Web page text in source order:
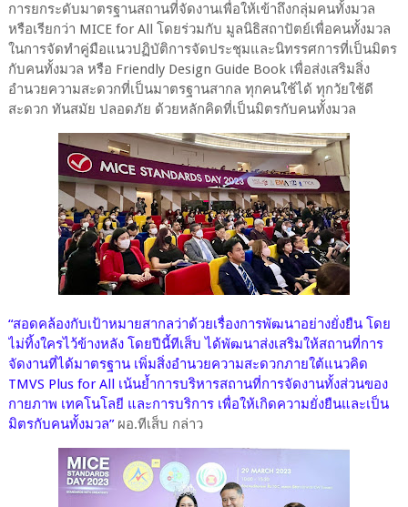
การยกระดับมาตรฐานสถานที่จัดงานเพื่อให้เข้าถึงกลุ่มคนทั้งมวล
หรือเรียกว่า MICE for All โดยร่วมกับ มูลนิธิสถาปัตย์เพื่อคนทั้งมวล
ในการจัดทำคู่มือแนวปฏิบัติการจัดประชุมและนิทรรศการที่เป็นมิตร
กับคนทั้งมวล หรือ Friendly Design Guide Book เพื่อส่งเสริมสิ่ง
อำนวยความสะดวกที่เป็นมาตรฐานสากล ทุกคนใช้ได้ ทุกวัยใช้ดี
สะดวก ทันสมัย ปลอดภัย ด้วยหลักคิดที่เป็นมิตรกับคนทั้งมวล
“สอดคล้องกับเป้าหมายสากลว่าด้วยเรื่องการพัฒนาอย่างยั่งยืน โดย
ไม่ทิ้งใครไว้ข้างหลัง โดยปีนี้ทีเส็บ ได้พัฒนาส่งเสริมให้สถานที่การ
จัดงานที่ได้มาตรฐาน เพิ่มสิ่งอำนวยความสะดวกภายใต้แนวคิด
TMVS Plus for All เน้นย้ำการบริหารสถานที่การจัดงานทั้งส่วนของ
กายภาพ เทคโนโลยี และการบริการ เพื่อให้เกิดความยั่งยืนและเป็น
มิตรกับคนทั้งมวล”ผอ.ทีเส็บ กล่าว